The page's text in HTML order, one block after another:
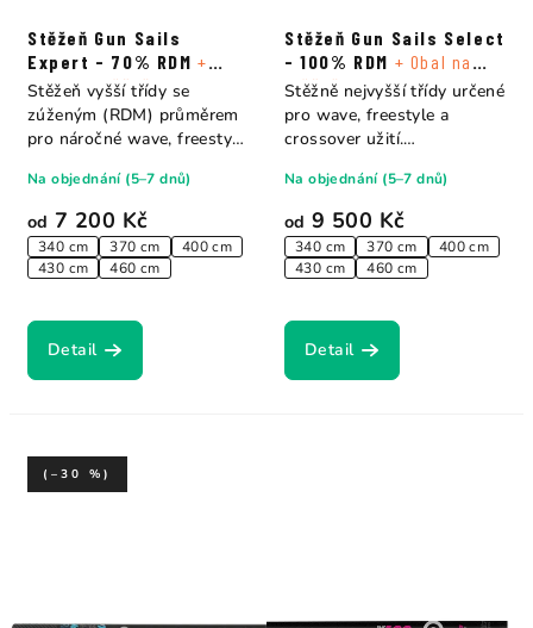
Stěžeň Gun Sails
Expert - 70% RDM+
Obal na stěžeň
od 7 200 Kč
340 cm 370 cm
400 cm
430 cm
460 cm
Na objednání (5–7 dnů)
Detail
Stěžeň vyšší třídy se
zúženým (RDM) průměrem
pro náročné wave, freestyle
Stěžeň Gun Sails Select
- 100% RDM + Obal na
stěžeň
od 9 500 Kč
340 cm 370 cm
400 cm
430 cm
460 cm
Na objednání (5–7 dnů)
Detail
Stěžně nejvyšší třídy určené
pro wave, freestyle a
crossover užití.
(–30 %)